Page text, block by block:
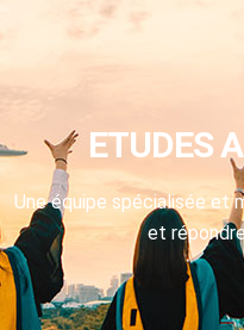
ETUDES
Une équipe spécialisée et
et